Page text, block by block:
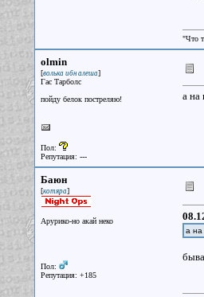
"Что
olmin
[волька ибн алеша]
Гас Тарболс
пойду белок постреляю!
Пол:
Репутация: ---
а на
Баюн
[котяра]
Арурико-но акай неко
Пол:
Репутация: +185
а на